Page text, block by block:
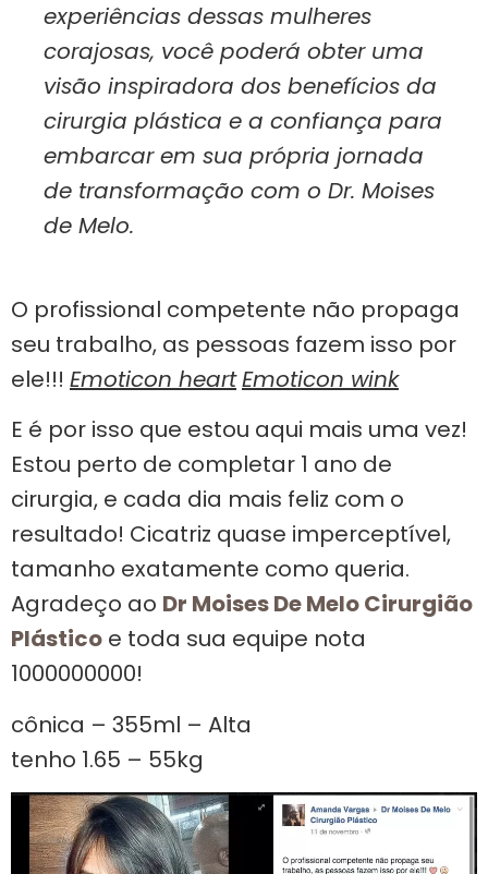
experiências dessas mulheres
corajosas, você poderá obter uma
visão inspiradora dos benefícios da
cirurgia plástica e a confiança para
embarcar em sua própria jornada
de transformação com o Dr. Moises
de Melo.
O profissional competente não propaga
seu trabalho, as pessoas fazem isso por
ele!!! Emoticon heartEmoticon wink
E é por isso que estou aqui mais uma vez!
Estou perto de completar 1 ano de
cirurgia, e cada dia mais feliz com o
resultado! Cicatriz quase imperceptível,
tamanho exatamente como queria.
Agradeço ao Dr Moises De Melo Cirurgião
Plástico e toda sua equipe nota
1000000000!
cônica – 355ml – Alta
tenho 1.65 – 55kg